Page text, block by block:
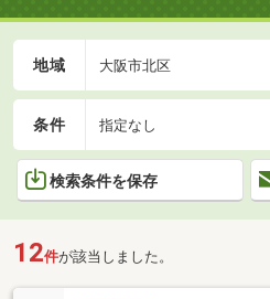
地域 大阪市北区
条件 指定なし
検索条件を保存
12件が該当しました。